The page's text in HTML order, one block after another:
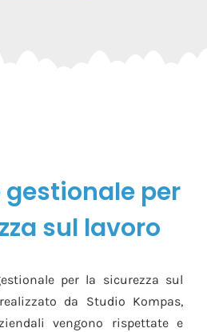
per
sul lavoro
per la sicurezza sul
da Studio Kompas,
vengono rispettate e